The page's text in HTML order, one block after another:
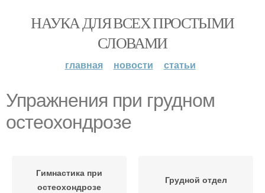
НАУКА ДЛЯ ВСЕХ ПРОСТЫМИ
СЛОВАМИ
главная новости статьи
Упражнения при грудном
остеохондрозе
Гимнастика при
остеохондрозе
Грудной отдел